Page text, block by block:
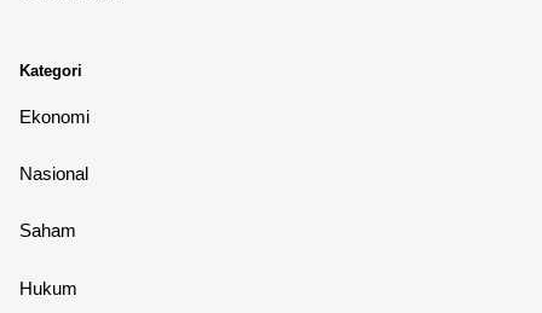
Kategori
Ekonomi
Nasional
Saham
Hukum